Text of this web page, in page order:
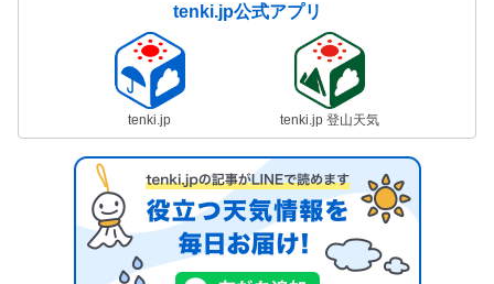
tenki.jp公式アプリ
tenki.jp tenki.jp 登山天気